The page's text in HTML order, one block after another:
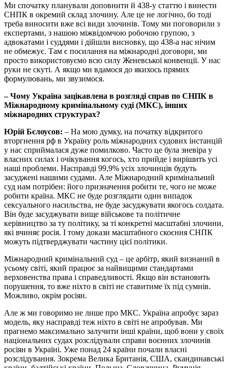
Ми спочатку планували доповнити й 438-у статтю і винести
СНПК в окремий склад злочину. Але це не логічно, бо тоді
треба виносити вже всі види злочинів. Тому ми поговорили з
експертами, з нашою міжвідомчою робочою групою, з
адвокатами і суддями і дійшли висновку, що 438-а нас нічим
не обмежує. Там є посилання на міжнародні договори, ми
просто використовуємо всю силу Женевської конвенції. У нас
руки не скуті. А якщо ми вдамося до якихось прямих
формулювань, ми звузимося.
– Чому Україна зацікавлена в розгляді справ по СНПК в
Міжнародному кримінальному суді (МКС), інших
міжнародних структурах?
Юрій Бєлоусов: – На мою думку, на початку відкритого
вторгнення рф в Україну роль міжнародних судових інстанцій
у нас сприймалася дуже помилково. Часто це була зневіра у
власних силах і очікування когось, хто прийде і вирішить усі
наші проблеми. Насправді 99,9% усіх злочинців будуть
засуджені нашими судами. Але Міжнародний кримінальний
суд нам потрібен: його призначення робити те, чого не може
робити країна. МКС не буде розглядати один випадок
сексуального насильства, не буде засуджувати якогось солдата.
Він буде засуджувати вище військове та політичне
керівництво за ту політику, за ті конкретні масштабні злочини,
які вчиняє росія. І тому докази масштабного скоєння СНПК
можуть підтверджувати частину цієї політики.
Міжнародний кримінальний суд – це арбітр, який визнаний в
усьому світі, який працює за найвищими стандартами
верховенства права і справедливості. Якщо він встановить
порушення, то вже ніхто в світі не ставитиме їх під сумнів.
Можливо, окрім росіян.
Але ж ми говоримо не лише про МКС. Україна апробує зараз
модель, яку насправді теж ніхто в світі не апробував. Ми
прагнемо максимально залучити інші країни, щоб вони у своїх
національних судах розслідували справи воєнних злочинів
росіян в Україні. Уже понад 24 країни почали власні
розслідування. Зокрема Велика Британія, США, скандинавські